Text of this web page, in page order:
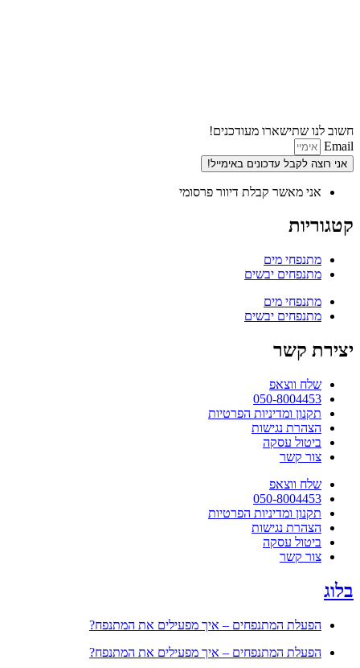
חשוב לנו שתישארו מעודכנים!
Email
אני רוצה לקבל עדכונים באימייל!
אני מאשר קבלת דיוור פרסומי
קטגוריות
מתנפחי מים
מתנפחים יבשים
מתנפחי מים
מתנפחים יבשים
יצירת קשר
שלח ווצאפ
050-8004453
תקנון ומדיניות הפרטיות
הצהרת נגישות
ביטול עסקה
צור קשר
שלח ווצאפ
050-8004453
תקנון ומדיניות הפרטיות
הצהרת נגישות
ביטול עסקה
צור קשר
בלוג
הפעלת המתנפחים – איך מפעילים את המתנפח?
הפעלת המתנפחים – איך מפעילים את המתנפח?